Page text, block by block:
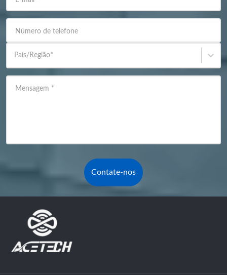
Número de telefone
País/Região*
Mensagem *
Contate-nos